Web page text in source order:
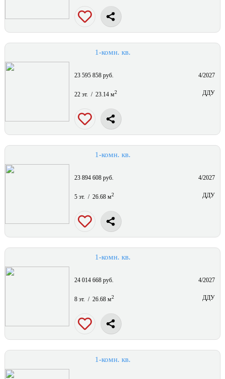
1-комн. кв.
23 595 858 руб. 4/2027
22 эт. / 23.14 м2 ДДУ
1-комн. кв.
23 894 608 руб. 4/2027
5 эт. / 26.68 м2 ДДУ
1-комн. кв.
24 014 668 руб. 4/2027
8 эт. / 26.68 м2 ДДУ
1-комн. кв.